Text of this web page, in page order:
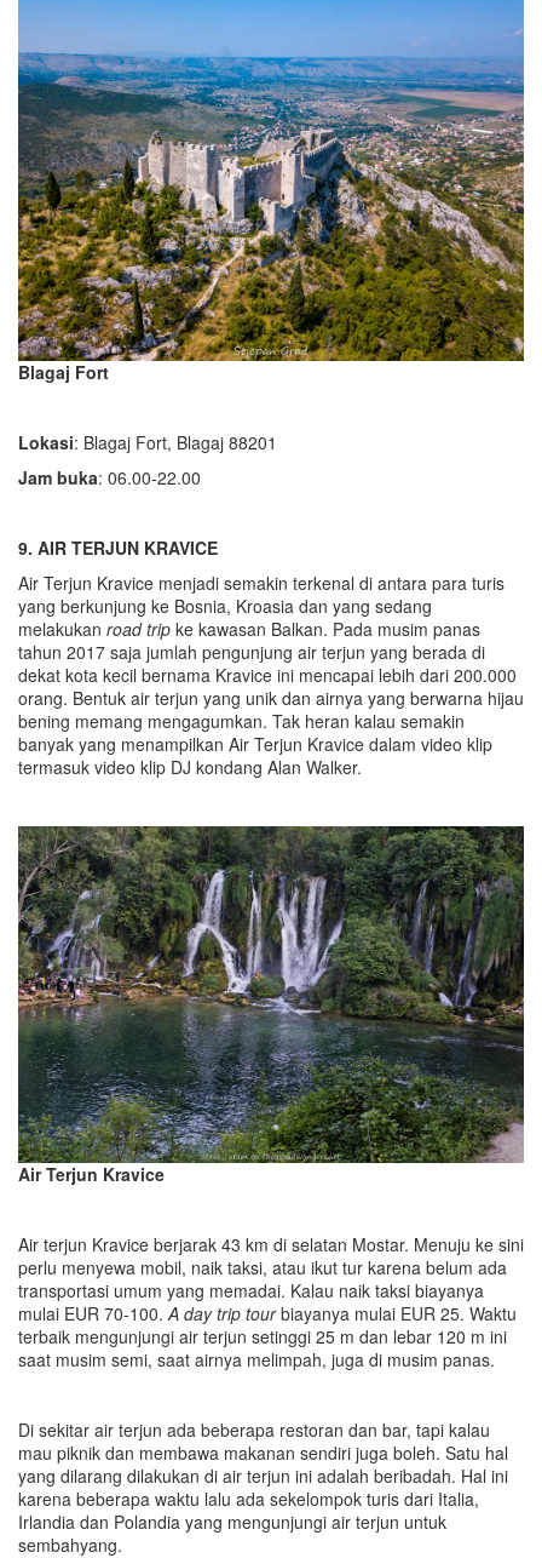
Blagaj Fort
Lokasi: Blagaj Fort, Blagaj 88201
Jam buka: 06.00-22.00
9. AIR TERJUN KRAVICE
Air Terjun Kravice menjadi semakin terkenal di antara para turis
yang berkunjung ke Bosnia, Kroasia dan yang sedang
melakukan road trip ke kawasan Balkan. Pada musim panas
tahun 2017 saja jumlah pengunjung air terjun yang berada di
dekat kota kecil bernama Kravice ini mencapai lebih dari 200.000
orang. Bentuk air terjun yang unik dan airnya yang berwarna hijau
bening memang mengagumkan. Tak heran kalau semakin
banyak yang menampilkan Air Terjun Kravice dalam video klip
termasuk video klip DJ kondang Alan Walker.
Air Terjun Kravice
Air terjun Kravice berjarak 43 km di selatan Mostar. Menuju ke sini
perlu menyewa mobil, naik taksi, atau ikut tur karena belum ada
transportasi umum yang memadai. Kalau naik taksi biayanya
mulai EUR 70-100. A day trip tourbiayanya mulai EUR 25. Waktu
terbaik mengunjungi air terjun setinggi 25 m dan lebar 120 m ini
saat musim semi, saat airnya melimpah, juga di musim panas.
Di sekitar air terjun ada beberapa restoran dan bar, tapi kalau
mau piknik dan membawa makanan sendiri juga boleh. Satu hal
yang dilarang dilakukan di air terjun ini adalah beribadah. Hal ini
karena beberapa waktu lalu ada sekelompok turis dari Italia,
Irlandia dan Polandia yang mengunjungi air terjun untuk
sembahyang.